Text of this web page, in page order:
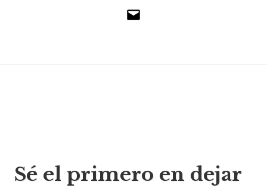
Correo
Sé el primero en dejar